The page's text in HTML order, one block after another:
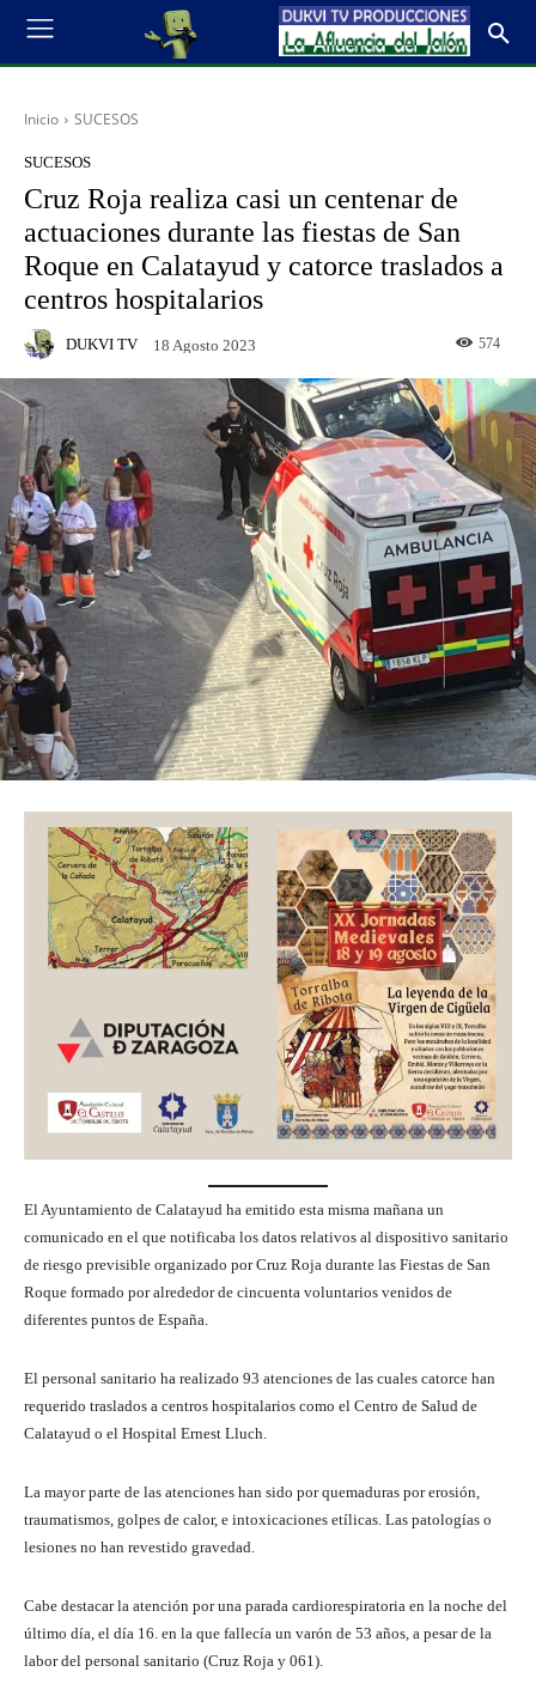
Inicio SUCESOS
SUCESOS
Cruz Roja realiza casi un centenar de
actuaciones durante las fiestas de San
Roque en Calatayud y catorce traslados a
centros hospitalarios
DUKVI TV 18 Agosto 2023 574
El Ayuntamiento de Calatayud ha emitido esta misma mañana un
comunicado en el que notificaba los datos relativos al dispositivo sanitario
de riesgo previsible organizado por Cruz Roja durante las Fiestas de San
Roque formado por alrededor de cincuenta voluntarios venidos de
diferentes puntos de España.
El personal sanitario ha realizado 93 atenciones de las cuales catorce han
requerido traslados a centros hospitalarios como el Centro de Salud de
Calatayud o el Hospital Ernest Lluch.
La mayor parte de las atenciones han sido por quemaduras por erosión,
traumatismos, golpes de calor, e intoxicaciones etílicas. Las patologías o
lesiones no han revestido gravedad.
Cabe destacar la atención por una parada cardiorespiratoria en la noche del
último día, el día 16. en la que fallecía un varón de 53 años, a pesar de la
labor del personal sanitario (Cruz Roja y 061).